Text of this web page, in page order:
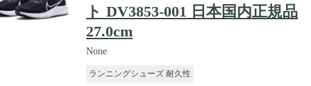
ト DV3853-001 日本国内正規品
27.0cm
None
ランニングシューズ 耐久性